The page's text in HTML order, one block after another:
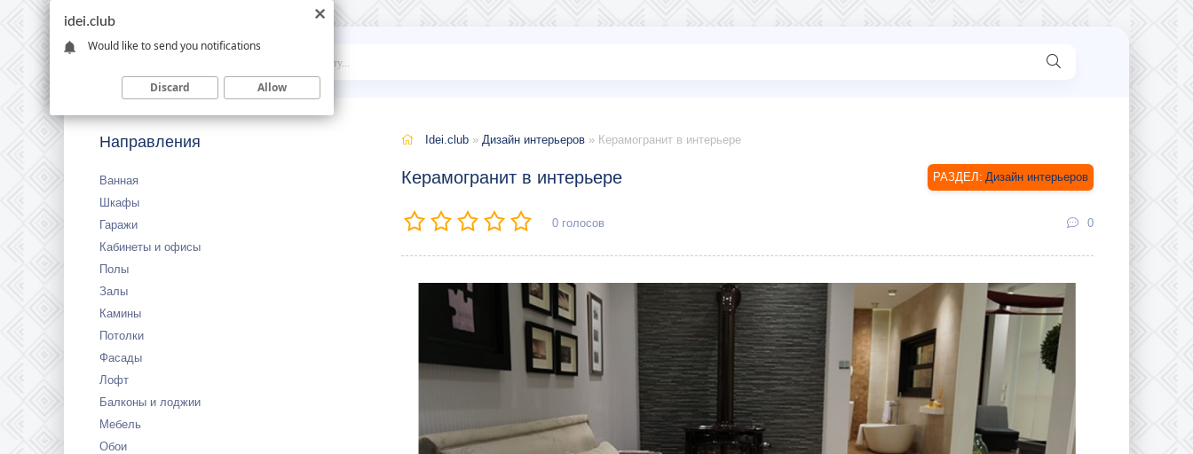
Idei
Направления
Ванная
Шкафы
Гаражи
Кабинеты и офисы
Полы
Залы
Камины
Потолки
Фасады
Лофт
Балконы и лоджии
Мебель
Обои
Idei.club » Дизайн интерьеров » Керамогранит в интерьере
Керамогранит в интерьере Дизайн интерьеров
0 голосов 0
idei.club
Would like to send you notifications
Discard Allow